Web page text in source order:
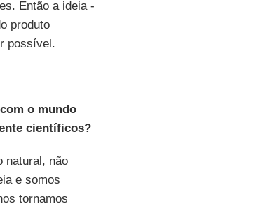
Então a ideia -
produto
possível.
o mundo
científicos?
natural, não
e somos
tornamos